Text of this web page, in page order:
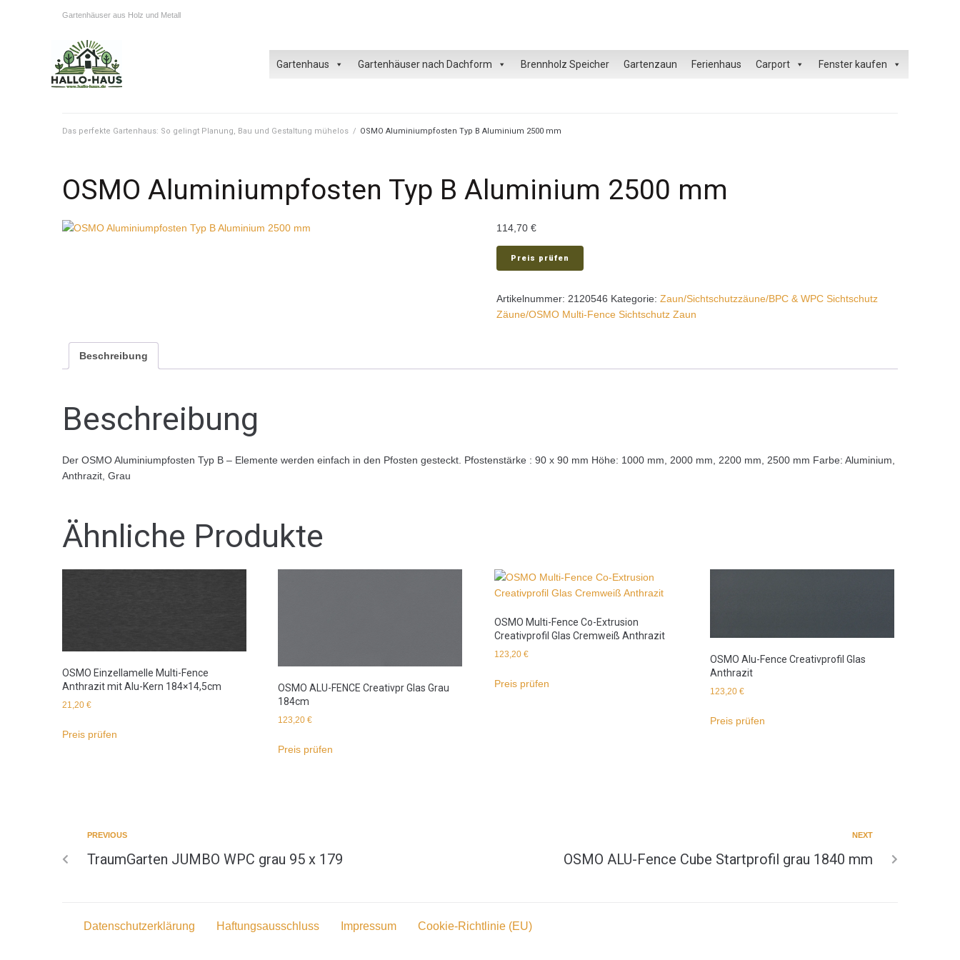
Gartenhäuser aus Holz und Metall
Gartenhaus Gartenhäuser nach Dachform Brennholz Speicher Gartenzaun Ferienhaus Carport Fenster kaufen
Das perfekte Gartenhaus: So gelingt Planung, Bau und Gestaltung mühelos / OSMO Aluminiumpfosten Typ B Aluminium 2500 mm
OSMO Aluminiumpfosten Typ B Aluminium 2500 mm
114,70€
Preis prüfen
Artikelnummer: 2120546 Kategorie:Zaun/Sichtschutzzäune/BPC & WPC Sichtschutz
Zäune/OSMO Multi-Fence Sichtschutz Zaun
Beschreibung
Beschreibung
Der OSMO Aluminiumpfosten Typ B – Elemente werden einfach in den Pfosten gesteckt. Pfostenstärke : 90 x 90 mm Höhe: 1000 mm, 2000 mm, 2200 mm, 2500 mm Farbe: Aluminium,
Anthrazit, Grau
Ähnliche Produkte
OSMO Einzellamelle Multi-Fence
Anthrazit mit Alu-Kern 184×14,5cm
21,20 €
Preis prüfen
OSMO ALU-FENCE Creativpr Glas Grau
184cm
123,20€
Preis prüfen
OSMO Multi-Fence Co-Extrusion
Creativprofil Glas Cremweiß Anthrazit
123,20 €
Preis prüfen
OSMO Alu-Fence Creativprofil Glas
Anthrazit
123,20€
Preis prüfen
PREVIOUS
TraumGarten JUMBO WPC grau 95 x 179
NEXT
OSMO ALU-Fence Cube Startprofil grau 1840 mm
Datenschutzerklärung Haftungsausschluss Impressum Cookie-Richtlinie (EU)